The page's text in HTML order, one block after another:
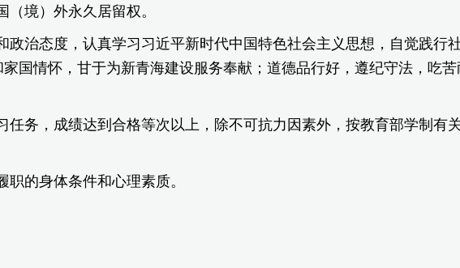
境）外永久居留权。
政治态度，认真学习习近平新时代中国特色社会主义思想，自觉践行
国情怀，甘于为新青海建设服务奉献；道德品行好，遵纪守法，吃
任务，成绩达到合格等次以上，除不可抗力因素外，按教育部学制有
的身体条件和心理素质。